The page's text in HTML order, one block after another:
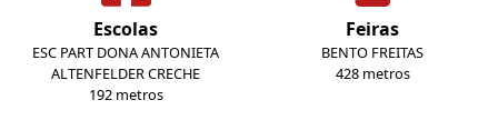
Escolas
ESC PART DONA ANTONIETA
ALTENFELDER CRECHE
192 metros
Feiras
BENTO FREITAS
428 metros